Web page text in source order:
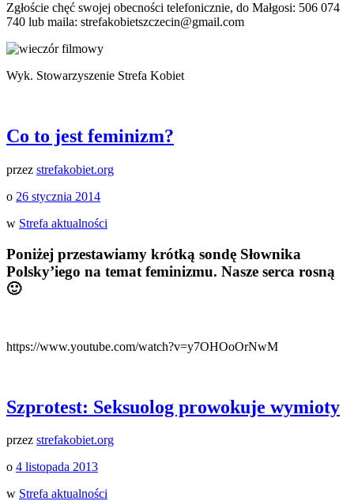
Zgłoście chęć swojej obecności telefonicznie, do Małgosi: 506 074
740 lub maila: strefakobietszczecin@gmail.com
Wyk. Stowarzyszenie Strefa Kobiet
Co to jest feminizm?
przez strefakobiet.org
o 26 stycznia 2014
w Strefa aktualności
Poniżej przestawiamy krótką sondę Słownika
Polsky’iego na temat feminizmu. Nasze serca rosną
🙂
https://www.youtube.com/watch?v=y7OHOoOrNwM
Szprotest: Seksuolog prowokuje wymioty
przez strefakobiet.org
o 4 listopada 2013
w Strefa aktualności